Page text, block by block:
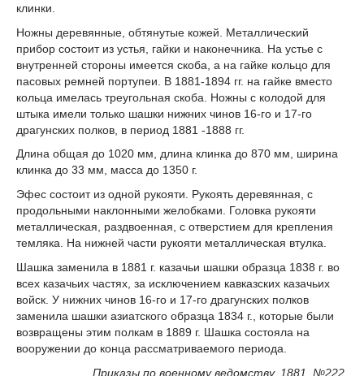
клинки.
Ножны деревянные, обтянутые кожей. Металлический
прибор состоит из устья, гайки и наконечника. На устье с
внутренней сторо­ны имеется скоба, а на гайке кольцо для
пасовых ремней портупеи. В 1881-1894 гг. на гайке вместо
кольца имелась треугольная скоба. Ножны с колодой для
штыка имели только шашки нижних чинов 16-го и 17-го
драгунских полков, в период 1881 -1888 гг.
Длина общая до 1020 мм, длина клинка до 870 мм, ширина
клинка до 33 мм, масса до 1350 г.
Эфес состоит из одной рукояти. Рукоять деревянная, с
продоль­ными наклонными желобками. Головка рукояти
металлическая, раздвоенная, с отверстием для крепления
темляка. На нижней части рукояти металлическая втулка.
Шашка заменила в 1881 г. казачьи шашки образца 1838 г. во
всех казачьих частях, за исключением кавказских казачьих
войск. У нижних чинов 16-го и 17-го драгунских полков
заменила шашки азиатского образца 1834 г., которые были
возвращены этим полкам в 1889 г. Шашка состояла на
вооружении до конца рассматрива­емого периода.
Приказы по военному ведомству, 1881, №222.